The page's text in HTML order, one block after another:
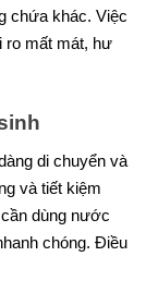
chứa khác. Việc
ro mất mát, hư
di chuyển và
và tiết kiệm
dùng nước
chóng. Điều